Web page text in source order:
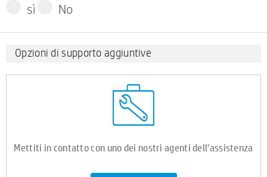
sì No
Opzioni di supporto aggiuntive
Mettiti in contatto con uno dei nostri agenti dell'assistenza